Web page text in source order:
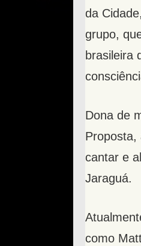
da
grupo,
brasileira
Dona de
Proposta,
cantar e
Jaraguá.
como